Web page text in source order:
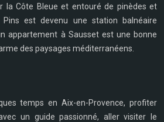
la Côte Bleue et entouré de pinèdes et
Pins est devenu une station balnéaire
appartement à Sausset est une bonne
des paysages méditerranéens.
temps en Aix-en-Provence, profiter
un guide passionné, aller visiter le